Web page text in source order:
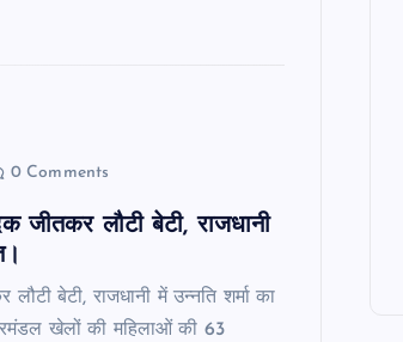
0 Comments
लौटी बेटी, राजधानी
बेटी, राजधानी में उन्नति शर्मा का
खेलों की महिलाओं की 63